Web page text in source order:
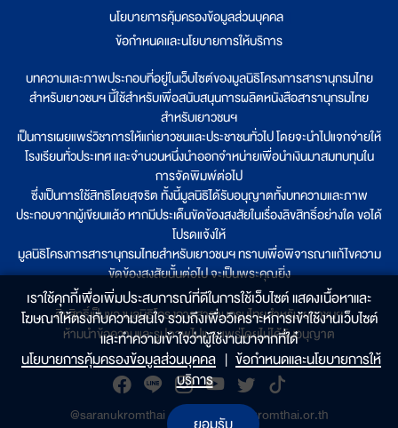
นโยบายการคุ้มครองข้อมูลส่วนบุคคล
ข้อกำหนดและนโยบายการให้บริการ
บทความและภาพประกอบที่อยู่ในเว็บไซต์ของมูลนิธิโครงการสารานุกรมไทย
สำหรับเยาวชนฯ นี้ใช้สำหรับเพื่อสนับสนุนการผลิตหนังสือสารานุกรมไทย
สำหรับเยาวชนฯ
เป็นการเผยแพร่วิชาการให้แก่เยาวชนและประชาชนทั่วไป โดยจะนำไปแจกจ่ายให้
โรงเรียนทั่วประเทศ และจำนวนหนึ่งนำออกจำหน่ายเพื่อนำเงินมาสมทบทุนใน
การจัดพิมพ์ต่อไป
ซึ่งเป็นการใช้สิทธิโดยสุจริต ทั้งนี้มูลนิธิได้รับอนุญาตทั้งบทความและภาพ
ประกอบจากผู้เขียนแล้ว หากมีประเด็นขัดข้องสงสัยในเรื่องลิขสิทธิ์อย่างใด ขอได้
โปรดแจ้งให้
มูลนิธิโครงการสารานุกรมไทยสำหรับเยาวชนฯ ทราบเพื่อพิจารณาแก้ไขความ
ขัดข้องสงสัยนั้นต่อไป จะเป็นพระคุณยิ่ง
ลิขสิทธิ์เป็นของมูลนิธิโครงการสารานุกรมไทยสำหรับเยาวชนฯ
ห้ามนำข้อความและรูปภาพไปเผยแพร่โดยไม่ได้รับอนุญาต
@saranukromthai | www.saranukromthai.or.th
เราใช้คุกกี้เพื่อเพิ่มประสบการณ์ที่ดีในการใช้เว็บไซต์ แสดงเนื้อหาและ
โฆษณาให้ตรงกับความสนใจ รวมถึงเพื่อวิเคราะห์การเข้าใช้งานเว็บไซต์
และทำความเข้าใจว่าผู้ใช้งานมาจากที่ใด๋
นโยบายการคุ้มครองข้อมูลส่วนบุคคล | ข้อกำหนดและนโยบายการให้
บริการ